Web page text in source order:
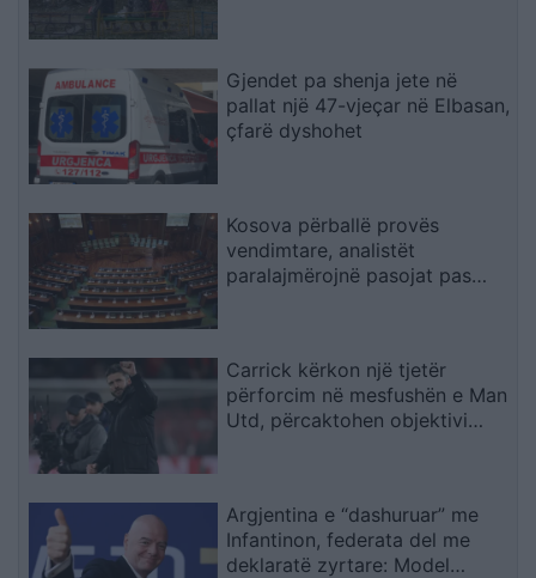
Gjendet pa shenja jete në
pallat një 47-vjeçar në Elbasan,
çfarë dyshohet
Kosova përballë provës
vendimtare, analistët
paralajmërojnë pasojat pas
Carrick kërkon një tjetër
përforcim në mesfushën e Man
Utd, përcaktohen objektivi
Argjentina e “dashuruar” me
Infantinon, federata del me
deklaratë zyrtare: Model